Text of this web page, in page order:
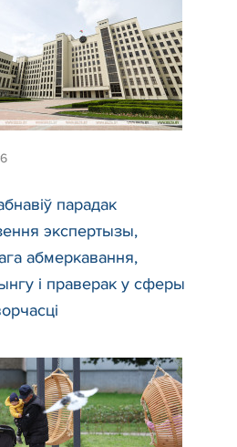
парадак
экспертызы,
абмеркавання,
і праверак у сферы